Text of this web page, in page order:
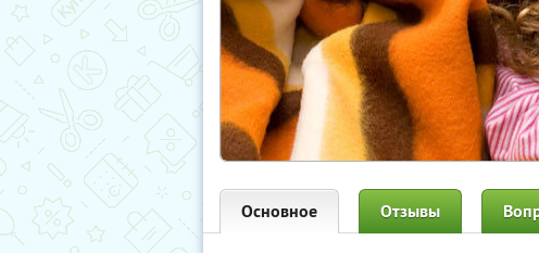
Основное Отзывы